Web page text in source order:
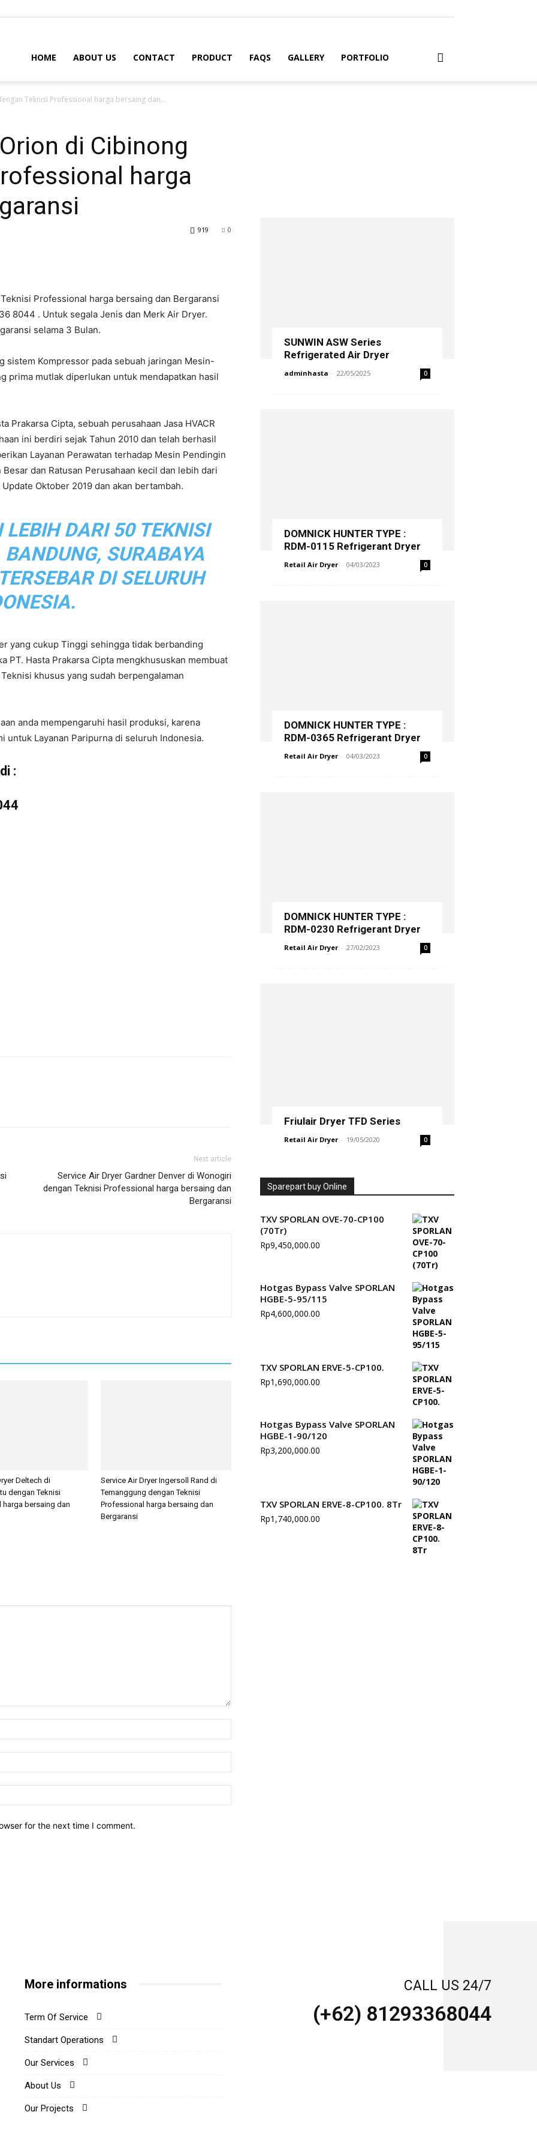
HOME ABOUT US CONTACT PRODUCT FAQS GALLERY PORTFOLIO
Teknisi Professional harga bersaing dan...
di Cibinong
harga
0
919
Professional harga bersaing dan Bergaransi
8044 . Untuk segala Jenis dan Merk Air Dryer.
selama 3 Bulan.
sistem Kompressor pada sebuah jaringan Mesin-
prima mutlak diperlukan untuk mendapatkan hasil
Prakarsa Cipta, sebuah perusahaan Jasa HVACR
ini berdiri sejak Tahun 2010 dan telah berhasil
Layanan Perawatan terhadap Mesin Pendingin
dan Ratusan Perusahaan kecil dan lebih dari
Oktober 2019 dan akan bertambah.
DARI 50 TEKNISI
SURABAYA
DI SELURUH
yang cukup Tinggi sehingga tidak berbanding
PT. Hasta Prakarsa Cipta mengkhususkan membuat
khusus yang sudah berpengalaman
anda mempengaruhi hasil produksi, karena
untuk Layanan Paripurna di seluruh Indonesia.
:
Next article
Service Air Dryer Gardner Denver di Wonogiri
dengan Teknisi Professional harga bersaing dan
Bergaransi
Deltech di
dengan Teknisi
harga bersaing dan
Service Air Dryer Ingersoll Rand di
Temanggung dengan Teknisi
Professional harga bersaing dan
Bergaransi
for the next time I comment.
SUNWIN ASW Series
Refrigerated Air Dryer
adminhasta - 22/05/2025 0
DOMNICK HUNTER TYPE :
RDM-0115 Refrigerant Dryer
Retail Air Dryer - 04/03/2023 0
DOMNICK HUNTER TYPE :
RDM-0365 Refrigerant Dryer
Retail Air Dryer - 04/03/2023 0
DOMNICK HUNTER TYPE :
RDM-0230 Refrigerant Dryer
Retail Air Dryer - 27/02/2023 0
Friulair Dryer TFD Series
Retail Air Dryer - 19/05/2020 0
Sparepart buy Online
TXV SPORLAN OVE-70-CP100
(70Tr)
Rp9,450,000.00
Hotgas Bypass Valve SPORLAN
HGBE-5-95/115
Rp4,600,000.00
TXV SPORLAN ERVE-5-CP100.
Rp1,690,000.00
Hotgas Bypass Valve SPORLAN
HGBE-1-90/120
Rp3,200,000.00
TXV SPORLAN ERVE-8-CP100. 8Tr
Rp1,740,000.00
More informations
Term Of Service
Standart Operations
Our Services
About Us
Our Projects
CALL US 24/7
(+62) 81293368044